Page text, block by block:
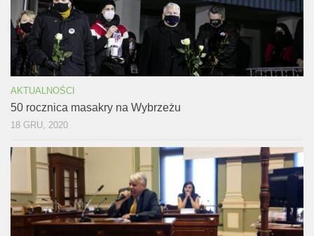
AKTUALNOŚCI
50 rocznica masakry na Wybrzeżu
18 GRU, 2020